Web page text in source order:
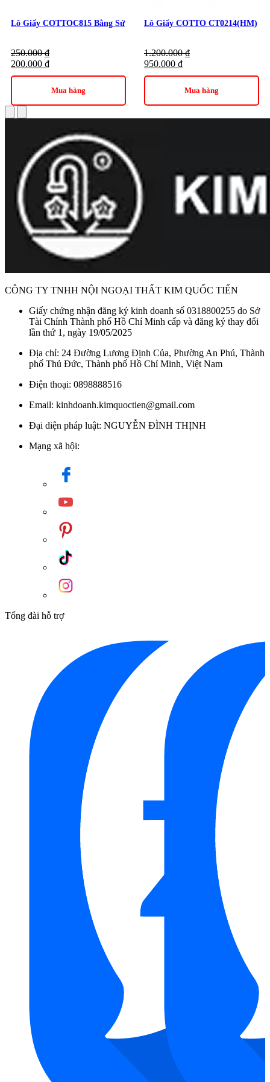
Lô Giấy COTTOC815 Bằng Sứ
250.000₫
200.000 ₫
Mua hàng
Lô Giấy COTTO CT0214(HM)
1.200.000₫
950.000 ₫
Mua hàng
CÔNG TY TNHH NỘI NGOẠI THẤT KIM QUỐC TIẾN
Giấy chứng nhận đăng ký kinh doanh số 0318800255 do Sở
Tài Chính Thành phố Hồ Chí Minh cấp và đăng ký thay đổi
lần thứ 1, ngày 19/05/2025
Địa chỉ: 24 Đường Lương Định Của, Phường An Phú, Thành
phố Thủ Đức, Thành phố Hồ Chí Minh, Việt Nam
Điện thoại: 0898888516
Email: kinhdoanh.kimquoctien@gmail.com
Đại diện pháp luật: NGUYỄN ĐÌNH THỊNH
Mạng xã hội:
Tổng đài hỗ trợ